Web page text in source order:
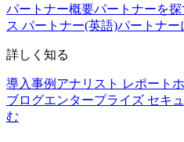
パートナー概要パートナーを探
ス パートナー(英語)パートナー
詳しく知る
導入事例 アナリスト レポート
ブログエンタープライズ セキ
む